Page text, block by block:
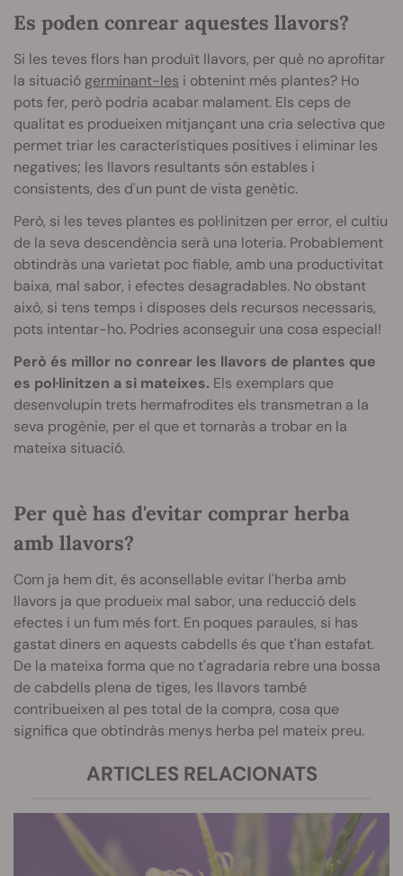
Es poden conrear aquestes llavors?
Si les teves flors han produït llavors, per què no aprofitar
la situació germinant-les i obtenint més plantes? Ho
pots fer, però podria acabar malament. Els ceps de
qualitat es produeixen mitjançant una cria selectiva que
permet triar les característiques positives i eliminar les
negatives; les llavors resultants són estables i
consistents, des d'un punt de vista genètic.
Però, si les teves plantes es pol·linitzen per error, el cultiu
de la seva descendència serà una loteria. Probablement
obtindràs una varietat poc fiable, amb una productivitat
baixa, mal sabor, i efectes desagradables. No obstant
això, si tens temps i disposes dels recursos necessaris,
pots intentar-ho. Podries aconseguir una cosa especial!
Però és millor no conrear les llavors de plantes que
es pol·linitzen a si mateixes. Els exemplars que
desenvolupin trets hermafrodites els transmetran a la
seva progènie, per el que et tornaràs a trobar en la
mateixa situació.
Per què has d'evitar comprar herba
amb llavors?
Com ja hem dit, és aconsellable evitar l'herba amb
llavors ja que produeix mal sabor, una reducció dels
efectes i un fum més fort. En poques paraules, si has
gastat diners en aquests cabdells és que t'han estafat.
De la mateixa forma que no t'agradaria rebre una bossa
de cabdells plena de tiges, les llavors també
contribueixen al pes total de la compra, cosa que
significa que obtindràs menys herba pel mateix preu.
ARTICLES RELACIONATS